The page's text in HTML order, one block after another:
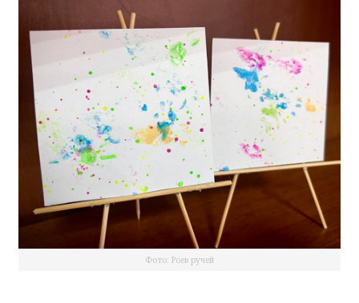
Фото: Роев ручей